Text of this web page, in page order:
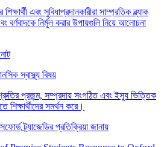
এবং সুবিধাপ্রদানকারীরা সাম্প্রতিক ব্ল্যাক
বর্ণবাদকে নির্মূল করার উপায়গুলি নিয়ে আলোচনা
স্বাস্থ্য বিষয়
প্রজন্ম, সম্প্রদায় সংগঠিত এবং ইস্যু ভিত্তিক
সমর্থন করে।